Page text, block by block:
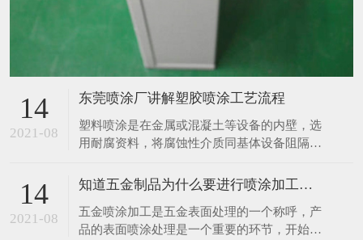
14
2021-08
东莞喷涂厂讲解塑胶喷涂工艺流程
塑料喷涂是在金属或混凝土等设备的内壁，选
用耐腐资料，将腐蚀性介质同基体设备阻隔，
料资料不同分胶泥防腐布料、砖板防腐布料、
橡胶防腐布料、塑料防腐布料、玻璃钢防腐布
料几大类，塑料喷涂多用于化工设备的防腐
蚀。​下面，一起来听听东莞喷涂厂讲解塑胶喷
14
2021-08
知道五金制品为什么要进行喷涂加工吗？
五金喷涂加工是五金表面处理的一个称呼，产
品的表面喷涂处理是一个重要的环节，开始想